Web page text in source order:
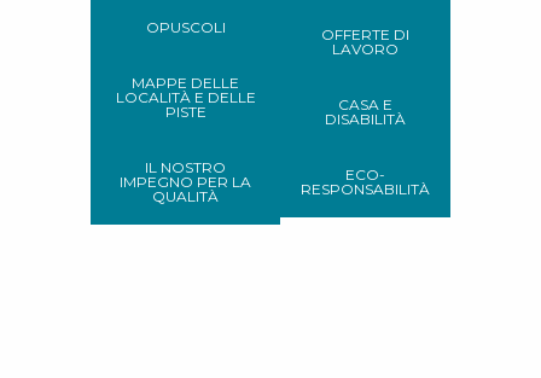
OPUSCOLI
MAPPE DELLE
LOCALITÀ E DELLE
PISTE
IL NOSTRO
IMPEGNO PER LA
QUALITÀ
OFFERTE DI
LAVORO
CASA E
DISABILITÀ
ECO-
RESPONSABILITÀ